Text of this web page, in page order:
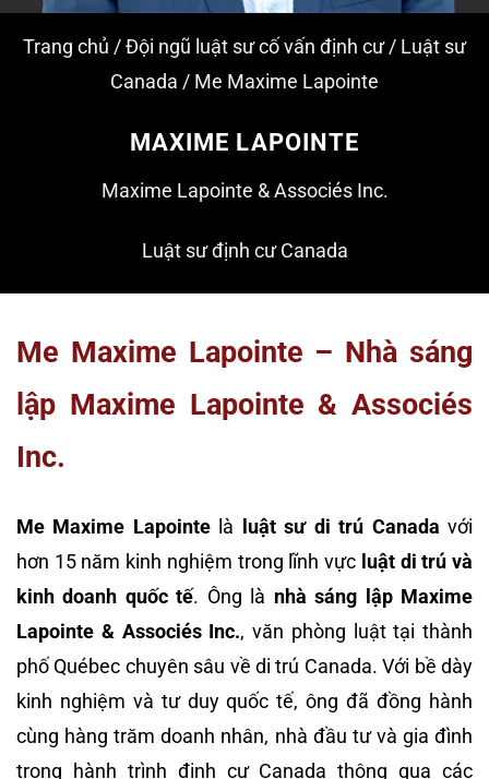
Trang chủ /Đội ngũ luật sư cố vấn định cư/ Luật sư
Canada / Me Maxime Lapointe
MAXIME LAPOINTE
Maxime Lapointe & Associés Inc.
Luật sư định cư Canada
Me Maxime Lapointe – Nhà sáng
lập Maxime Lapointe & Associés
Inc.
Me Maxime Lapointelà luật sư di trú Canada với
hơn 15 năm kinh nghiệm trong lĩnh vực luật di trú và
kinh doanh quốc tế. Ông là nhà sáng lập Maxime
Lapointe & Associés Inc., văn phòng luật tại thành
phố Québec chuyên sâu về di trú Canada. Với bề dày
kinh nghiệm và tư duy quốc tế, ông đã đồng hành
cùng hàng trăm doanh nhân, nhà đầu tư và gia đình
trong hành trình định cư Canada thông qua các